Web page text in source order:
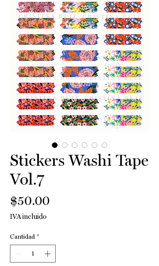
Stickers Washi Tape
Vol.7
$50.00
IVA incluido
Cantidad *